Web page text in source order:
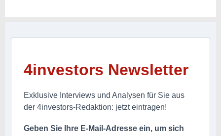
4investors Newsletter
Exklusive Interviews und Analysen für Sie aus
der 4investors-Redaktion: jetzt eintragen!
Geben Sie Ihre E-Mail-Adresse ein, um sich